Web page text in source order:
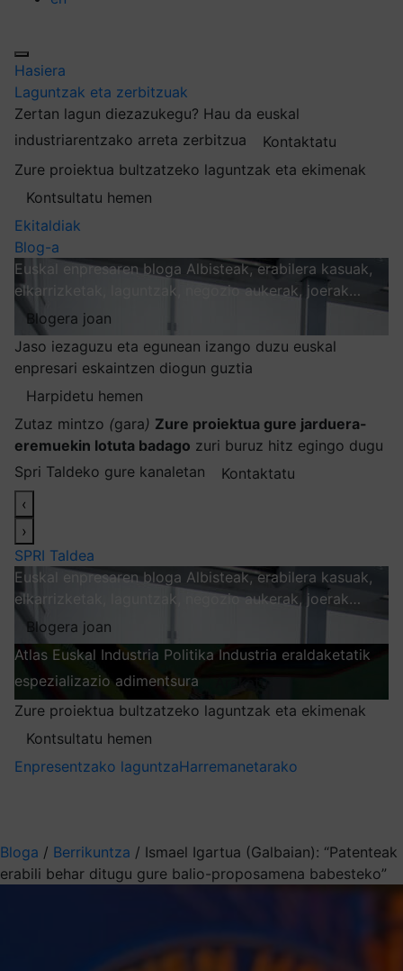
Hasiera
Laguntzak eta zerbitzuak
Zertan lagun diezazukegu? Hau da euskal
industriarentzako arreta zerbitzua
Kontaktatu
Zure proiektua bultzatzeko laguntzak eta ekimenak
Kontsultatu hemen
Ekitaldiak
Blog-a
Euskal enpresaren bloga Albisteak, erabilera kasuak,
elkarrizketak, laguntzak, negozio aukerak, joerak…
Blogera joan
Jaso iezaguzu eta egunean izango duzu euskal
enpresari eskaintzen diogun guztia
Harpidetu hemen
Zutaz mintzo (gara) Zure proiektua gure jarduera-
eremuekin lotuta badago zuri buruz hitz egingo dugu
Spri Taldeko gure kanaletan
Kontaktatu
‹
›
SPRI Taldea
Euskal enpresaren bloga Albisteak, erabilera kasuak,
elkarrizketak, laguntzak, negozio aukerak, joerak…
Blogera joan
Atlas Euskal Industria Politika Industria eraldaketatik
espezializazio adimentsura
Zure proiektua bultzatzeko laguntzak eta ekimenak
Kontsultatu hemen
Enpresentzako laguntzaHarremanetarako
Bloga / Berrikuntza / Ismael Igartua (Galbaian): “Patenteak
erabili behar ditugu gure balio-proposamena babesteko”